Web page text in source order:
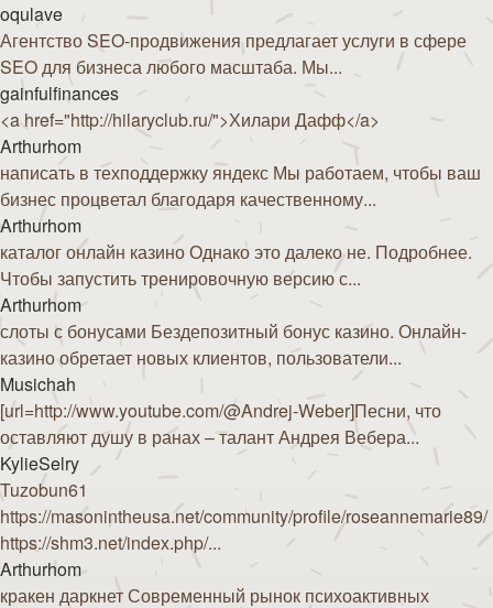
oqulave
Агентство SEO-продвижения предлагает услуги в сфере
SEO для бизнеса любого масштаба. Мы...
gainfulfinances
<a href="http://hilaryclub.ru/">Хилари Дафф</a>
Arthurhom
написать в техподдержку яндекс Мы работаем, чтобы ваш
бизнес процветал благодаря качественному...
Arthurhom
каталог онлайн казино Однако это далеко не. Подробнее.
Чтобы запустить тренировочную версию с...
Arthurhom
слоты с бонусами Бездепозитный бонус казино. Онлайн-
казино обретает новых клиентов, пользователи...
Musichah
[url=http://www.youtube.com/@Andrej-Weber]Песни, что
оставляют душу в ранах – талант Андрея Вебера...
KylieSelry
Tuzobun61
https://masonintheusa.net/community/profile/roseannemarie89/
https://shm3.net/index.php/...
Arthurhom
кракен даркнет Современный рынок психоактивных